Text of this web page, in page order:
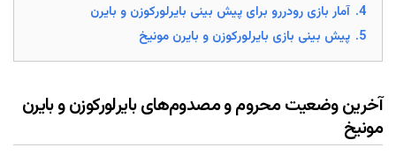
4. آمار بازی رودررو برای پیش بینی بایرلورکوزن و بایرن
5. پیش بینی بازی بایرلورکوزن و بایرن مونیخ
آخرین وضعیت محروم و مصدوم‌های بایرلورکوزن و بایرن
مونیخ